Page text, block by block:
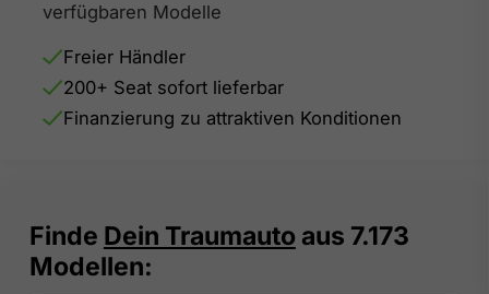
verfügbaren Modelle
Freier Händler
200+ Seat sofort lieferbar
Finanzierung zu attraktiven Konditionen
Finde Dein Traumauto aus 7.173
Modellen: